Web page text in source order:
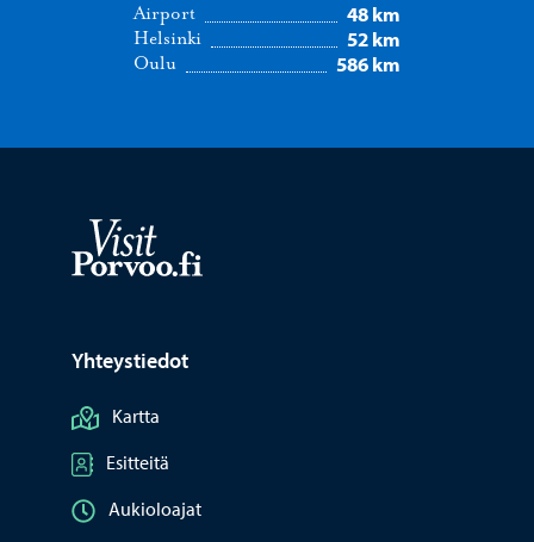
Airport 48 km
Helsinki 52 km
Oulu 586 km
Yhteystiedot
Kartta
Esitteitä
Aukioloajat